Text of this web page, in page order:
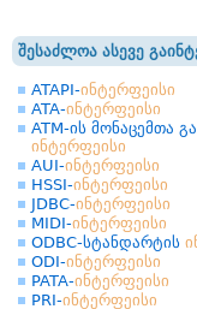
შესაძლოა ასევე
ATAPI-ინტერფეისი
ATA-ინტერფეისი
ATM-ის მონაცემთა
ინტერფეისი
AUI-ინტერფეისი
HSSI-ინტერფეისი
JDBC-ინტერფეისი
MIDI-ინტერფეისი
ODBC-სტანდარტის
ODI-ინტერფეისი
PATA-ინტერფეისი
PRI-ინტერფეისი